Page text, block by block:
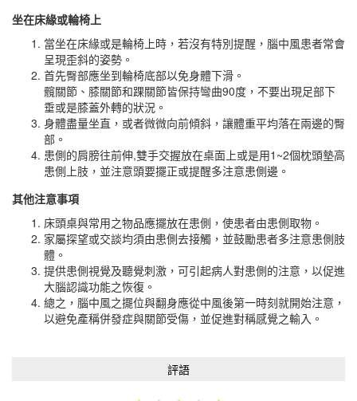
坐在床緣或輪椅上
當坐在床緣或是輪椅上時，若沒有特別提醒，腦中風患者常會
呈現歪斜的姿勢。
首先臀部應坐到輪椅底部以免身體下滑。
髖關節、膝關節和踝關節皆保持彎曲90度，不要出現足部下
垂或是膝蓋外轉的狀況。
身體盡量坐直，或者微微向前傾斜，讓體重平均落在兩邊的臀
部。
患側的肩膀往前伸,雙手交握放在桌面上或是用1~2個枕頭墊高
患側上肢，並注意頭要擺正或提醒多注意患側邊。
其他注意事項
床頭桌與常用之物品應擺放在患側，使患者由患側取物。
家屬探望或交談均須由患側去接觸，並鼓勵患者多注意患側肢
體。
提供患側視覺及聽覺刺激，可引起病人對患側的注意，以促進
大腦認識功能之恢復。
總之，腦中風之擺位與翻身應從中風後第一時刻就開始注意，
以避免產稱併發症與關節受傷，並促進對稱感覺之輸入。
評語